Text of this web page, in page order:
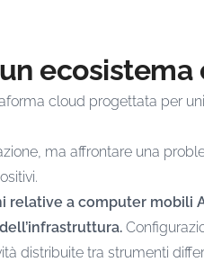
cloud progettata per
ma affrontare una
a computer mobili
distribuite tra strumenti